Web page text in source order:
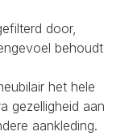
door,
behoudt
het hele
gezelligheid aan
aankleding.